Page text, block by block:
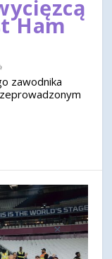
Ham
zawodnika